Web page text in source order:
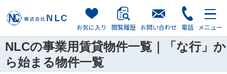
お気に入り 閲覧履歴 お問い合わせ 電話 メニュー
NLCの事業用賃貸物件一覧｜「な行」か
ら始まる物件一覧